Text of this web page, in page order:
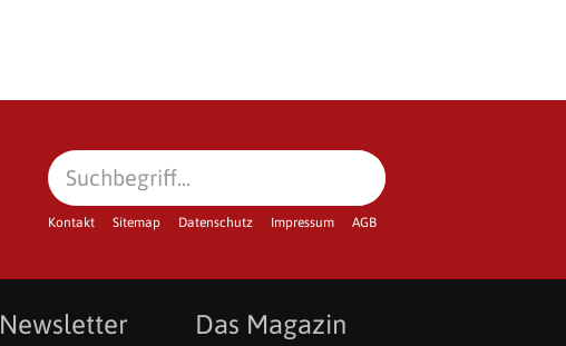
Kontakt Sitemap Datenschutz Impressum AGB
Newsletter Das Magazin